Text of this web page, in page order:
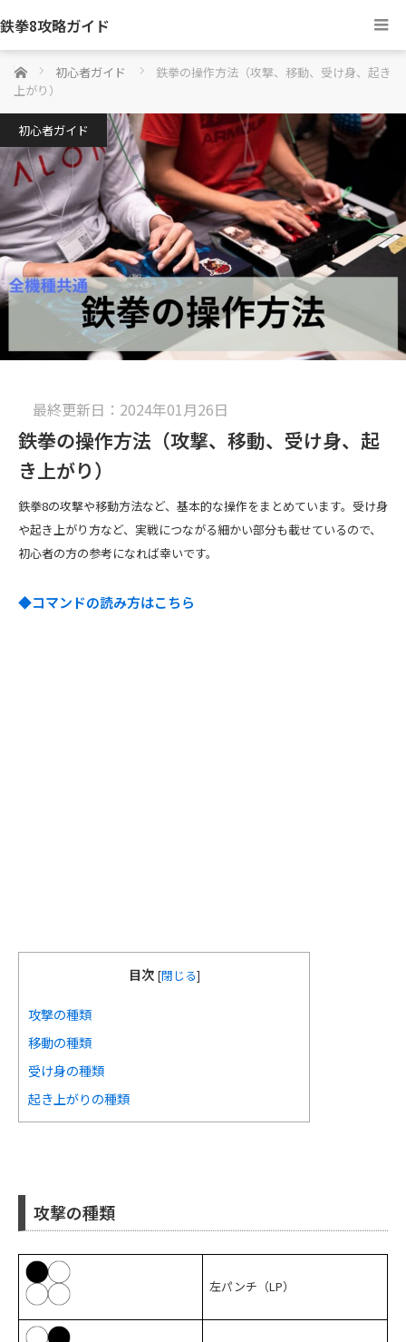
鉄拳8攻略ガイド
ホーム 初心者ガイド
鉄拳の操作方法（攻撃、移動、受け身、起き
上がり）
初心者ガイド
最終更新日：2024年01月26日
鉄拳の操作方法（攻撃、移動、受け身、起
き上がり）
鉄拳8の攻撃や移動方法など、基本的な操作をまとめています。受け身
や起き上がり方など、実戦につながる細かい部分も載せているので、
初心者の方の参考になれば幸いです。
◆コマンドの読み方はこちら
目次 [閉じる]
攻撃の種類
移動の種類
受け身の種類
起き上がりの種類
攻撃の種類
左パンチ（LP）